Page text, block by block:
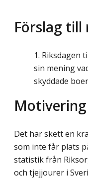
Förslag till
Riksdagen
sin mening
skyddade
Motivering
Det har skett en
som inte får plats
statistik från
och tjejjourer i